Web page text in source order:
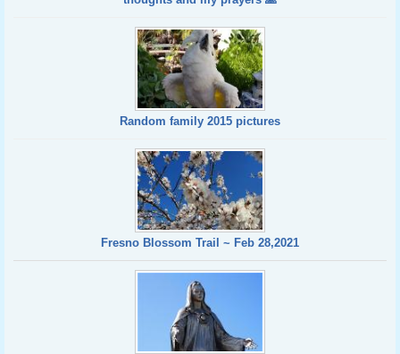
Random family 2015 pictures
Fresno Blossom Trail ~ Feb 28,2021